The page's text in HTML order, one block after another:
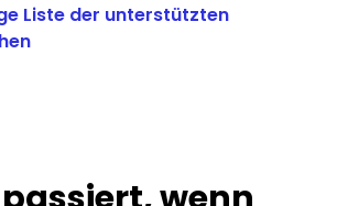
Liste der unterstützten